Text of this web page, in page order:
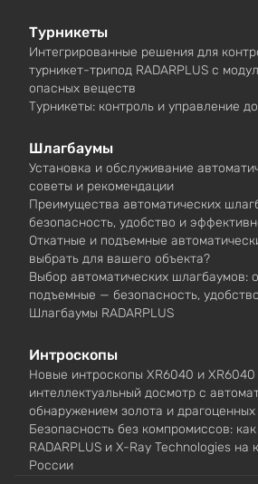
Турникеты
Интегрированные решения для
турникет-трипод RADARPLUS с
опасных веществ
Турникеты: контроль и управление
Шлагбаумы
Установка и обслуживание
советы и рекомендации
Преимущества автоматических
безопасность, удобство и
Откатные и подъемные
выбрать для вашего объекта?
Выбор автоматических шлагбаумов:
подъемные — безопасность,
Шлагбаумы RADARPLUS
Интроскопы
Новые интроскопы XR6040 и XR6040
интеллектуальный досмотр с
обнаружением золота и
Безопасность без компромиссов:
RADARPLUS и X-Ray Technologies на
России